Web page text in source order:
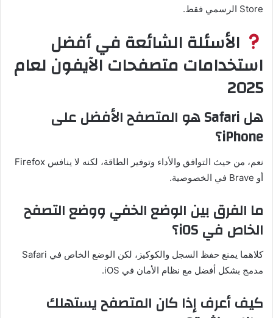
Store الرسمي فقط.
الأسئلة الشائعة في أفضل
استخدامات متصفحات الآيفون لعام
2025
هل Safari هو المتصفح الأفضل على
iPhone؟
نعم، من حيث التوافق والأداء وتوفير الطاقة، لكنه لا ينافس Firefox
أو Brave في الخصوصية.
ما الفرق بين الوضع الخفي ووضع التصفح
الخاص في iOS؟
كلاهما يمنع حفظ السجل والكوكيز، لكن الوضع الخاص في Safari
مدمج بشكل أفضل مع نظام الأمان في iOS.
كيف أعرف إذا كان المتصفح يستهلك